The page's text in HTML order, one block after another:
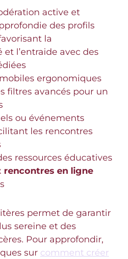
active et
des profils
la
l’entraide avec des
ergonomiques
filtres avancés pour un
ou événements
les rencontres
ressources éducatives
rencontres en ligne
permet de garantir
sereine et des
Pour approfondir,
sur comment créer